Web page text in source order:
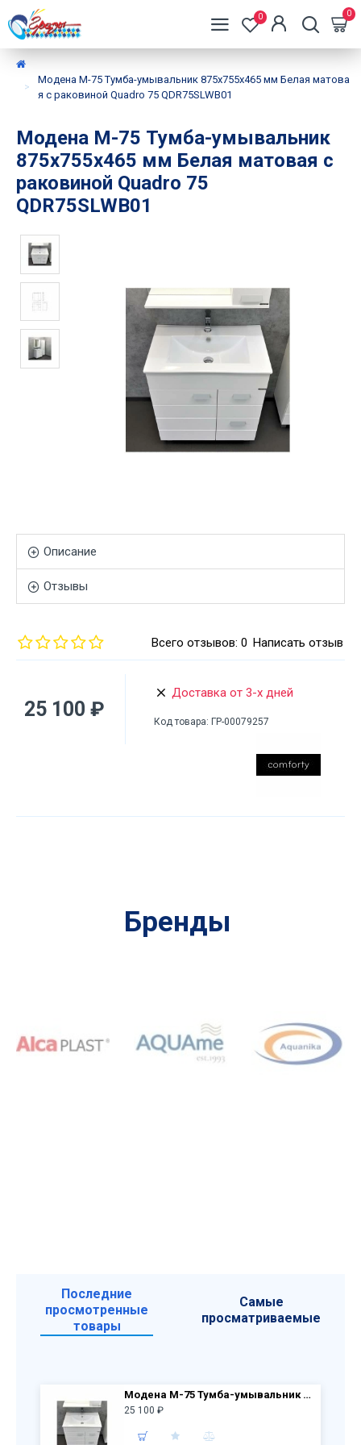
0 0
Модена М-75 Тумба-умывальник 875х755х465 мм Белая матова
я с раковиной Quadro 75 QDR75SLWB01
Модена М-75 Тумба-умывальник
875х755х465 мм Белая матовая с
раковиной Quadro 75
QDR75SLWB01
Описание
Отзывы
Всего отзывов: 0 Написать отзыв
25 100 ₽
Доставка от 3-х дней
Код товара: ГР-00079257
Бренды
Последние
просмотренные
товары
Самые
просматриваемые
Модена М-75 Тумба-умывальник 875х755х465 мм Белая матовая с раковиной Quadro 75 QDR75SLWB01
25 100 ₽